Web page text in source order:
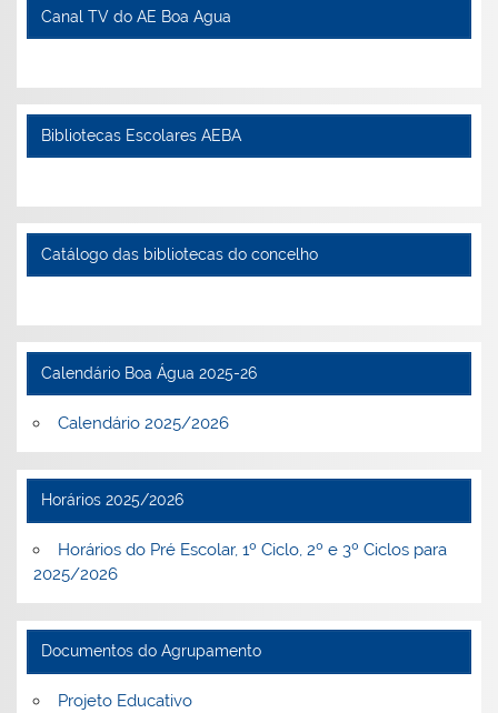
Canal TV do AE Boa Agua
Bibliotecas Escolares AEBA
Catálogo das bibliotecas do concelho
Calendário Boa Água 2025-26
Calendário 2025/2026
Horários 2025/2026
Horários do Pré Escolar, 1º Ciclo, 2º e 3º Ciclos para
2025/2026
Documentos do Agrupamento
Projeto Educativo